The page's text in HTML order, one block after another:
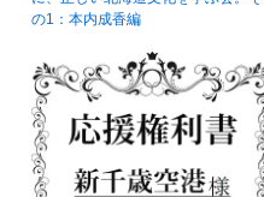
の1：本内成香編